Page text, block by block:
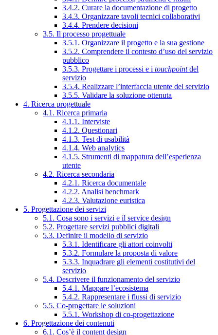
3.4.2. Curare la documentazione di progetto
3.4.3. Organizzare tavoli tecnici collaborativi
3.4.4. Prendere decisioni
3.5. Il processo progettuale
3.5.1. Organizzare il progetto e la sua gestione
3.5.2. Comprendere il contesto d’uso del servizio
pubblico
3.5.3. Progettare i processi e i touchpointdel
servizio
3.5.4. Realizzare l’interfaccia utente del servizio
3.5.5. Validare la soluzione ottenuta
4. Ricerca progettuale
4.1. Ricerca primaria
4.1.1. Interviste
4.1.2. Questionari
4.1.3. Test di usabilità
4.1.4. Web analytics
4.1.5. Strumenti di mappatura dell’esperienza
utente
4.2. Ricerca secondaria
4.2.1. Ricerca documentale
4.2.2. Analisi benchmark
4.2.3. Valutazione euristica
5. Progettazione dei servizi
5.1. Cosa sono i servizi e il service design
5.2. Progettare servizi pubblici digitali
5.3. Definire il modello di servizio
5.3.1. Identificare gli attori coinvolti
5.3.2. Formulare la proposta di valore
5.3.3. Inquadrare gli elementi costitutivi del
servizio
5.4. Descrivere il funzionamento del servizio
5.4.1. Mappare l’ecosistema
5.4.2. Rappresentare i flussi di servizio
5.5. Co-progettare le soluzioni
5.5.1. Workshop di co-progettazione
6. Progettazione dei contenuti
6.1. Cos’è il content design